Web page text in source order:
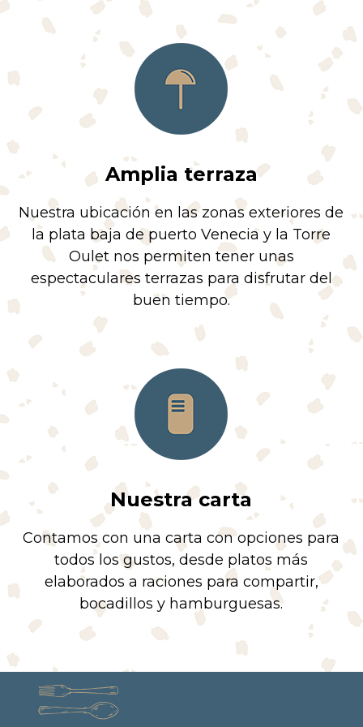
Amplia terraza
Nuestra ubicación en las zonas exteriores de
la plata baja de puerto Venecia y la Torre
Oulet nos permiten tener unas
espectaculares terrazas para disfrutar del
buen tiempo.
Nuestra carta
Contamos con una carta con opciones para
todos los gustos, desde platos más
elaborados a raciones para compartir,
bocadillos y hamburguesas.